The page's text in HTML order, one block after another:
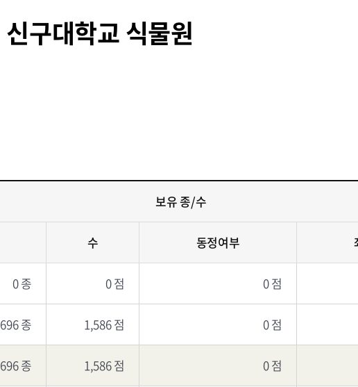
신구대학교 식물원
보유 종/수
수 동정여부
0 종 0 점 0 점
696 종 1,586 점 0 점
696 종 1,586 점 0 점